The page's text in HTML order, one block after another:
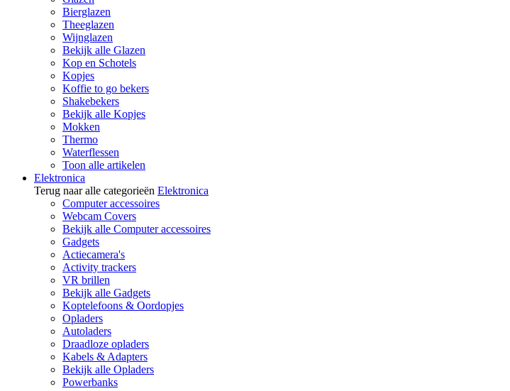
Bierglazen
Theeglazen
Wijnglazen
Bekijk alle Glazen
Kop en Schotels
Kopjes
Koffie to go bekers
Shakebekers
Bekijk alle Kopjes
Mokken
Thermo
Waterflessen
Toon alle artikelen
Elektronica
Terug naar alle categorieën Elektronica
Computer accessoires
Webcam Covers
Bekijk alle Computer accessoires
Gadgets
Actiecamera's
Activity trackers
VR brillen
Bekijk alle Gadgets
Koptelefoons & Oordopjes
Opladers
Autoladers
Draadloze opladers
Kabels & Adapters
Bekijk alle Opladers
Powerbanks